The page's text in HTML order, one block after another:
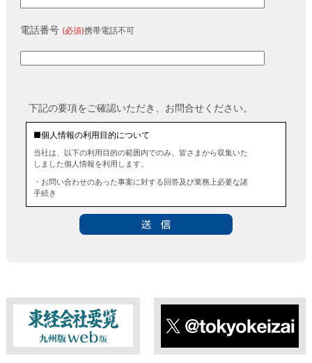
電話番号 (必須)携帯電話不可
下記の要項をご確認いただき、お問合せください。
■個人情報の利用目的について
当社は、以下の利用目的の範囲内でのみ、皆さまから収集いた
しました個人情報を利用します。
・お問い合わせのあった事案に対する回答及び業務上必要な諸
手続き
■個人情報の第三者提供について
■ 個人情報提供の任意性及び留意点
個人情報のご提供は任意ですが、必要な個人情報をご提供いた
だけなかった場合は、上記利用目的を達成できない場合があり
ますのでご了承ください。
東経会社要覧web版 X